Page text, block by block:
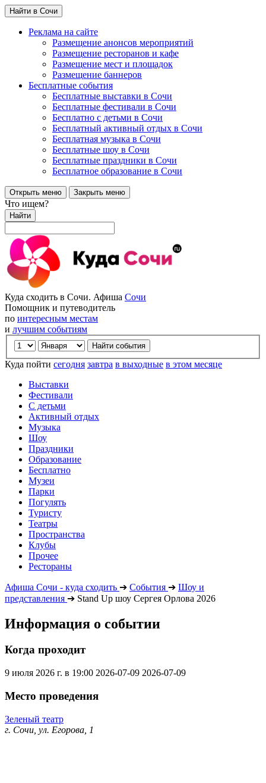
Найти в Сочи
Реклама на сайте
Размещение анонсов мероприятий
Размещение ресторанов и кафе
Размещение мест и площадок
Размещение баннеров
Бесплатные события
Бесплатные выставки в Сочи
Бесплатные фестивали в Сочи
Бесплатно с детьми в Сочи
Бесплатный активный отдых в Сочи
Бесплатная музыка в Сочи
Бесплатные шоу в Сочи
Бесплатные праздники в Сочи
Бесплатное образование в Сочи
Открыть меню Закрыть меню
Что ищем?
Найти
Куда сходить в Сочи. Афиша Сочи
Помощник и путеводитель
по интересным местам
и лучшим событиям
Куда пойти сегодня завтра в выходные в этом месяце
Выставки
Фестивали
С детьми
Активный отдых
Музыка
Шоу
Праздники
Образование
Бесплатно
Музеи
Парки
Погулять
Туристу
Театры
Пространства
Клубы
Прочее
Рестораны
Афиша Сочи - куда сходить ➔ События ➔ Шоу и
представления ➔ Stand Up шоу Сергея Орлова 2026
Информация о событии
Когда проходит
9 июля 2026 г. в 19:00 2026-07-09 2026-07-09
Место проведения
Зеленый театр
г. Сочи, ул. Егорова, 1